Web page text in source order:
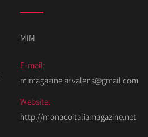
MIM
E-mail:
mimagazine.arvalens@gmail.com
Website:
http://monacoitaliamagazine.net